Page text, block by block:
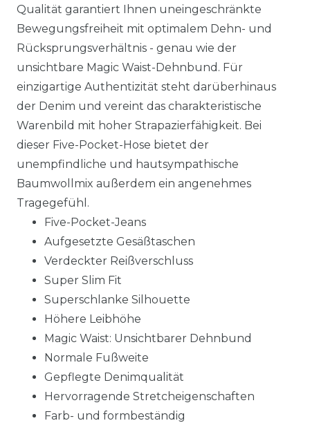
Qualität garantiert Ihnen uneingeschränkte
Bewegungsfreiheit mit optimalem Dehn- und
Rücksprungsverhältnis - genau wie der
unsichtbare Magic Waist-Dehnbund. Für
einzigartige Authentizität steht darüberhinaus
der Denim und vereint das charakteristische
Warenbild mit hoher Strapazierfähigkeit. Bei
dieser Five-Pocket-Hose bietet der
unempfindliche und hautsympathische
Baumwollmix außerdem ein angenehmes
Tragegefühl.
Five-Pocket-Jeans
Aufgesetzte Gesäßtaschen
Verdeckter Reißverschluss
Super Slim Fit
Superschlanke Silhouette
Höhere Leibhöhe
Magic Waist: Unsichtbarer Dehnbund
Normale Fußweite
Gepflegte Denimqualität
Hervorragende Stretcheigenschaften
Farb- und formbeständig